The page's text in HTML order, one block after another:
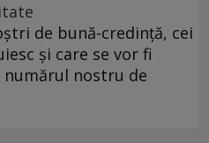
de bună-credință, cei
și care se vor fi
nostru de